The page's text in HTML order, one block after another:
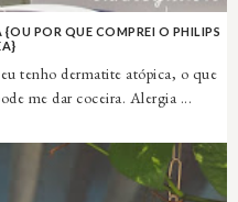
POR QUE COMPREI O PHILIPS
tenho dermatite atópica, o que
me dar coceira. Alergia ...